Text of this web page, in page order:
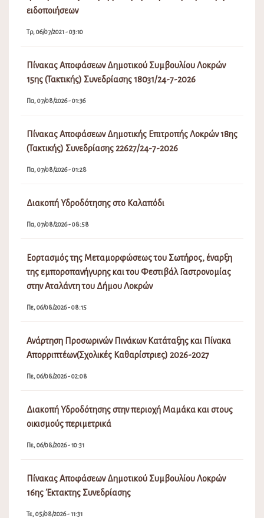
ειδοποιήσεων
Τρ, 06/07/2021 - 03:10
Πίνακας Αποφάσεων Δημοτικού Συμβουλίου Λοκρών
15ης (Τακτικής) Συνεδρίασης 18031/24-7-2026
Πα, 07/08/2026 - 01:36
Πίνακας Αποφάσεων Δημοτικής Επιτροπής Λοκρών 18ης
(Τακτικής) Συνεδρίασης 22627/24-7-2026
Πα, 07/08/2026 - 01:28
Διακοπή Υδροδότησης στο Καλαπόδι
Πα, 07/08/2026 - 08:58
Εορτασμός της Μεταμορφώσεως του Σωτήρος, έναρξη
της εμποροπανήγυρης και του Φεστιβάλ Γαστρονομίας
στην Αταλάντη του Δήμου Λοκρών
Πε, 06/08/2026 - 08:15
Ανάρτηση Προσωρινών Πινάκων Κατάταξης και Πίνακα
Απορριπτέων(Σχολικές Καθαρίστριες) 2026-2027
Πε, 06/08/2026 - 02:08
Διακοπή Υδροδότησης στην περιοχή Μαμάκα και στους
οικισμούς περιμετρικά
Πε, 06/08/2026 - 10:31
Πίνακας Αποφάσεων Δημοτικού Συμβουλίου Λοκρών
16ης Έκτακτης Συνεδρίασης
Τε, 05/08/2026 - 11:31